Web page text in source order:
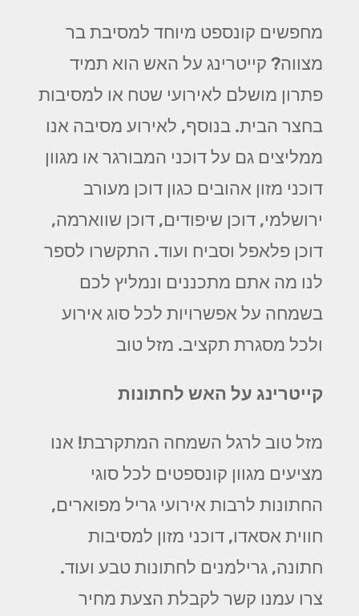
מחפשים קונספט מיוחד למסיבת בר
מצווה? קייטרינג על האש הוא תמיד
פתרון מושלם לאירועי שטח או למסיבות
בחצר הבית. בנוסף, לאירוע מסיבה אנו
ממליצים גם על דוכני המבורגר או מגוון
דוכני מזון אהובים כגון דוכן מעורב
ירושלמי, דוכן שיפודים, דוכן שווארמה,
דוכן פלאפל וסביח ועוד. התקשרו לספר
לנו מה אתם מתכננים ונמליץ לכם
בשמחה על אפשרויות לכל סוג אירוע
ולכל מסגרת תקציב. מזל טוב
קייטרינג על האש לחתונות
מזל טוב לרגל השמחה המתקרבת! אנו
מציעים מגוון קונספטים לכל סוגי
החתונות לרבות אירועי גריל מפוארים,
חווית אסאדו, דוכני מזון למסיבות
חתונה, גרילמנים לחתונות טבע ועוד.
צרו עמנו קשר לקבלת הצעת מחיר